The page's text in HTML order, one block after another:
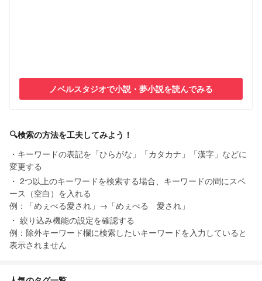
ノベルスタジオで小説・夢小説を読んでみる
🔍検索の方法を工夫してみよう！
キーワードの表記を「ひらがな」「カタカナ」「漢字」などに
変更する
2つ以上のキーワードを検索する場合、キーワードの間にスペ
ース（空白）を入れる
例：「めぇべる愛され」→「めぇべる 愛され」
絞り込み機能の設定を確認する
例：除外キーワード欄に検索したいキーワードを入力していると
表示されません